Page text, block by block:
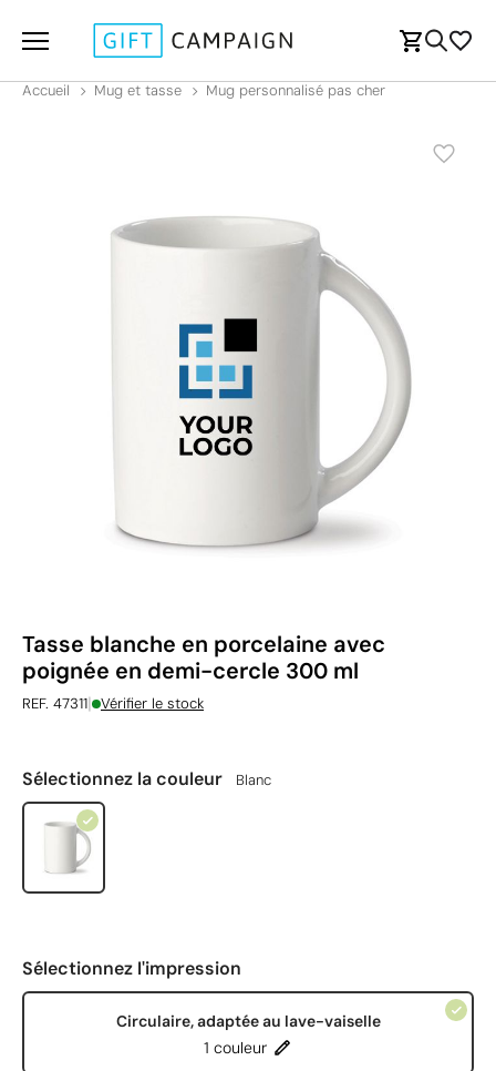
Accueil Mug et tasse Mug personnalisé pas cher
Tasse blanche en porcelaine avec
poignée en demi-cercle 300 ml
REF. 47311| Vérifier le stock
Sélectionnez la couleur Blanc
Sélectionnez l'impression
Circulaire, adaptée au lave-vaiselle
1 couleur